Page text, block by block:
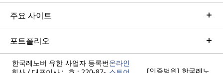
주요 사이트
포트폴리오
한국레노버 유한 사업자 등록번온라인
[인증범위] 한국레노